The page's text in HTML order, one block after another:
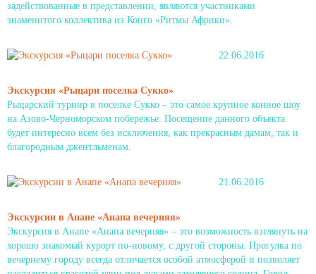
задействованные в представлении, являются участниками
знаменитого коллектива из Конго «Ритмы Африки».
22.06.2016
Экскурсия «Рыцари поселка Сукко»
Рыцарский турнир в поселке Сукко – это самое крупное конное шоу
на Азово-Черноморском побережье. Посещение данного объекта
будет интересно всем без исключения, как прекрасным дамам, так и
благородным джентльменам.
21.06.2016
Экскурсии в Анапе «Анапа вечерняя»
Экскурсия в Анапе «Анапа вечерняя» – это возможность взглянуть на
хорошо знакомый курорт по-новому, с другой стороны. Прогулка по
вечернему городу всегда отличается особой атмосферой и позволяет